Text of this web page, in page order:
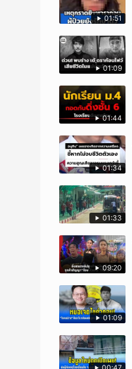
01:51
01:09
01:44
01:34
01:33
09:20
01:09